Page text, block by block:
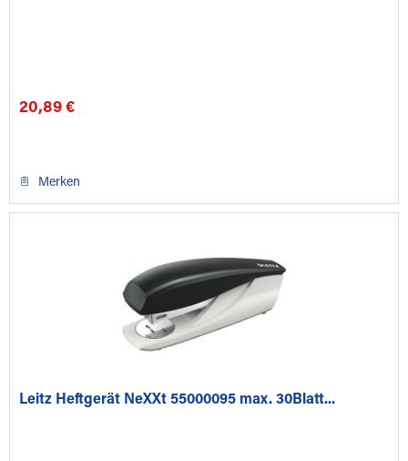
20,89 €
Merken
Leitz Heftgerät NeXXt 55000095 max. 30Blatt...